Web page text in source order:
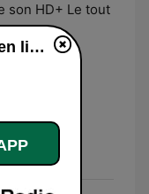
son HD+ Le tout
Radio A Strasbourg en ligne